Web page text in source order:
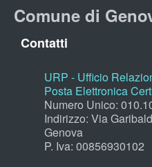
Comune di
Contatti
URP - Ufficio
Posta Elettronica
Numero Unico:
Indirizzo: Via
Genova
P. Iva: 00856930102